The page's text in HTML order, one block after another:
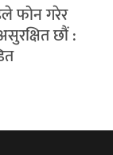
फोन गरेर
छौं :